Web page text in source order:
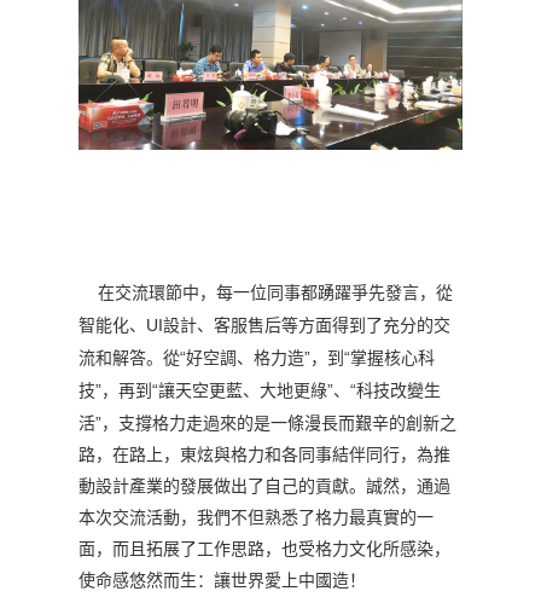
在交流環節中，每一位同事都踴躍爭先發言，從
智能化、 UI設計、客服售后等方面得到了充分的交
流和解答。從“好空調、格力造”，到 “掌握核心科
技”，再到 “讓天空更藍、大地更綠”、 “科技改變生
活”，支撐格力走過來的是一條漫長而艱辛的創新之
路，在路上，東炫與格力和各同事結伴同行，為推
動設計產業的發展做出了自己的貢獻。誠然，通過
本次交流活動，我們不但熟悉了格力最真實的一
面，而且拓展了工作思路，也受格力文化所感染，
使命感悠然而生：讓世界愛上中國造！